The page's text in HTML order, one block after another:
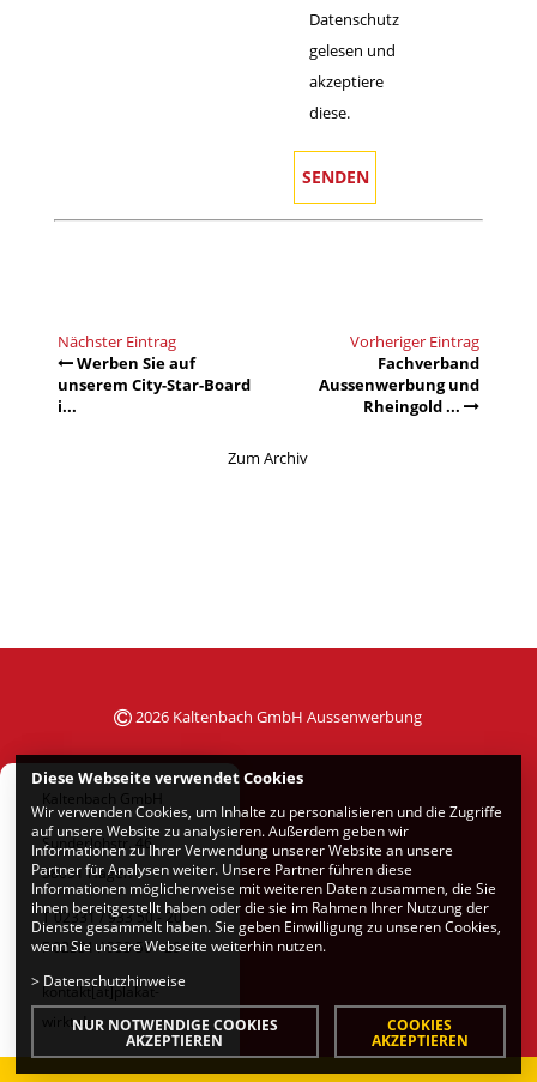
Datenschutz
gelesen und
akzeptiere
diese.
Nächster Eintrag
Werben Sie auf
unserem City-Star-Board
i...
Vorheriger Eintrag
Fachverband
Aussenwerbung und
Rheingold ...
Zum Archiv
2026 Kaltenbach GmbH Aussenwerbung
Kaltenbach GmbH
Sunderlohstr. 46
58091 Hagen
T 02331 / 933 50 - 20
F 02331 / 933 50 - 29
kontakt[at]plakat-
wirkt.de
Diese Webseite verwendet Cookies
Wir verwenden Cookies, um Inhalte zu personalisieren und die Zugriffe
auf unsere Website zu analysieren. Außerdem geben wir
Informationen zu Ihrer Verwendung unserer Website an unsere
Partner für Analysen weiter. Unsere Partner führen diese
Informationen möglicherweise mit weiteren Daten zusammen, die Sie
ihnen bereitgestellt haben oder die sie im Rahmen Ihrer Nutzung der
Dienste gesammelt haben. Sie geben Einwilligung zu unseren Cookies,
wenn Sie unsere Webseite weiterhin nutzen.
> Datenschutzhinweise
NUR NOTWENDIGE COOKIES
AKZEPTIEREN
COOKIES
AKZEPTIEREN